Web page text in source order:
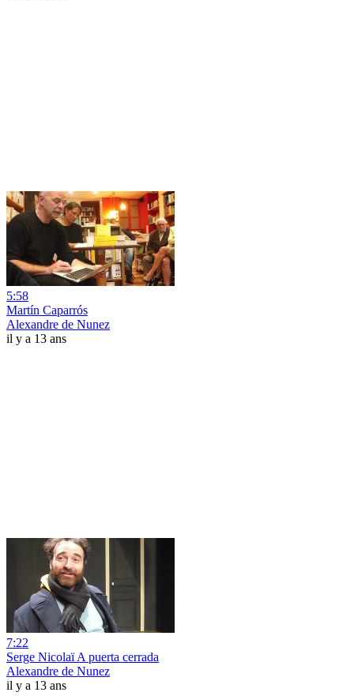
5:58
Martín Caparrós
Alexandre de Nunez
il y a 13 ans
7:22
Serge Nicolaï A puerta cerrada
Alexandre de Nunez
il y a 13 ans